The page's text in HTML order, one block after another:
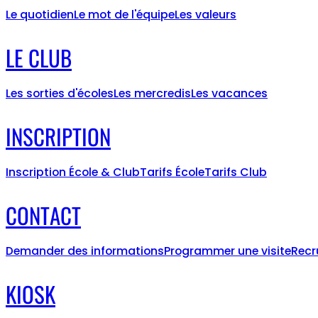
Le quotidienLe mot de l'équipeLes valeurs
LE CLUB
Les sorties d'écolesLes mercredisLes vacances
INSCRIPTION
Inscription École & ClubTarifs ÉcoleTarifs Club
CONTACT
Demander des informationsProgrammer une visite
KIOSK